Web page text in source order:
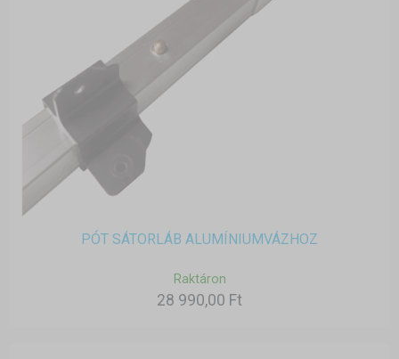
PÓT SÁTORLÁB ALUMÍNIUMVÁZHOZ
Raktáron
28 990,00 Ft